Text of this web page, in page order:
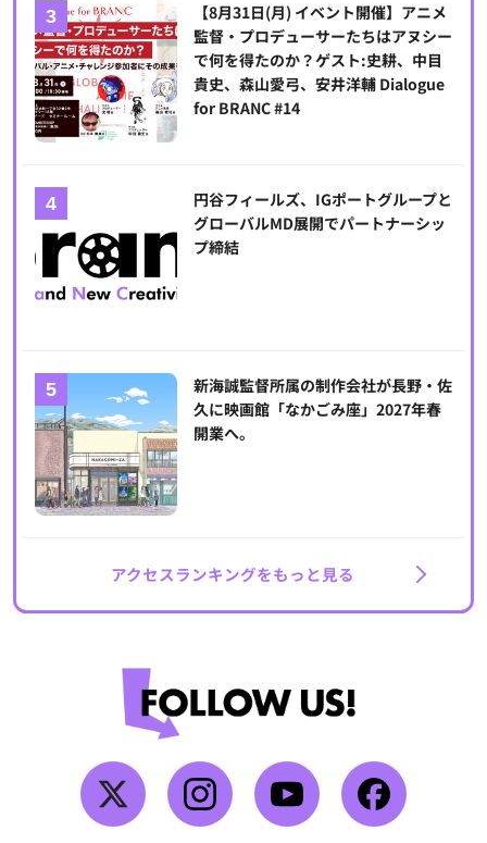
【8月31日(月) イベント開催】アニメ
監督・プロデューサーたちはアヌシー
で何を得たのか？ゲスト:史耕、中目
貴史、森山愛弓、安井洋輔 Dialogue
for BRANC #14
円谷フィールズ、IGポートグループと
グローバルMD展開でパートナーシッ
プ締結
新海誠監督所属の制作会社が長野・佐
久に映画館「なかごみ座」2027年春
開業へ。
アクセスランキングをもっと見る